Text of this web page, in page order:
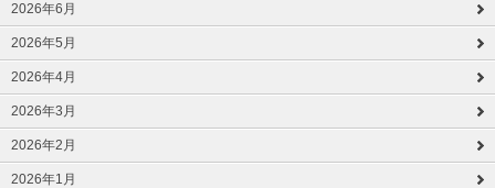
2026年6月
2026年5月
2026年4月
2026年3月
2026年2月
2026年1月